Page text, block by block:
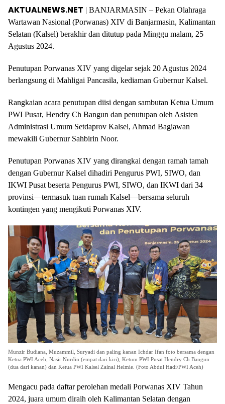
AKTUALNEWS.NET | BANJARMASIN – Pekan Olahraga
Wartawan Nasional (Porwanas) XIV di Banjarmasin, Kalimantan
Selatan (Kalsel) berakhir dan ditutup pada Minggu malam, 25
Agustus 2024.
Penutupan Porwanas XIV yang digelar sejak 20 Agustus 2024
berlangsung di Mahligai Pancasila, kediaman Gubernur Kalsel.
Rangkaian acara penutupan diisi dengan sambutan Ketua Umum
PWI Pusat, Hendry Ch Bangun dan penutupan oleh Asisten
Administrasi Umum Setdaprov Kalsel, Ahmad Bagiawan
mewakili Gubernur Sahbirin Noor.
Penutupan Porwanas XIV yang dirangkai dengan ramah tamah
dengan Gubernur Kalsel dihadiri Pengurus PWI, SIWO, dan
IKWI Pusat beserta Pengurus PWI, SIWO, dan IKWI dari 34
provinsi—termasuk tuan rumah Kalsel—bersama seluruh
kontingen yang mengikuti Porwanas XIV.
Munzir Budiana, Muzammil, Suryadi dan paling kanan Ichdar Ifan foto bersama dengan
Ketua PWI Aceh, Nasir Nurdin (empat dari kiri), Ketum PWI Pusat Hendry Ch Bangun
(dua dari kanan) dan Ketua PWI Kalsel Zainal Helmie. (Foto Abdul Hadi/PWI Aceh)
Mengacu pada daftar perolehan medali Porwanas XIV Tahun
2024, juara umum diraih oleh Kalimantan Selatan dengan